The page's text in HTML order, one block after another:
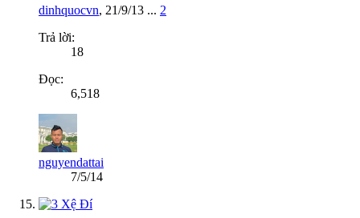
dinhquocvn, 21/9/13 ... 2
Trả lời:
18
Đọc:
6,518
nguyendattai
7/5/14